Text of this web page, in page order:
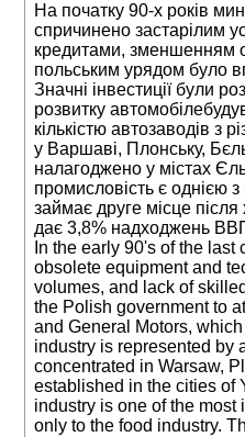
На початку 90-х років
спричинено застарілим
кредитами, зменшенням
польським урядом було
Значні інвестиції були
розвитку
кількістю автозаводів з
у Варшаві, Плонську,
налагоджено у містах
промисловість є однією
займає друге місце
дає 3,8% надходжень
In the early 90's of the
obsolete equipment and
volumes, and lack of
the Polish government to
and General Motors,
industry is represented by
concentrated in Warsaw,
established in the cities of
industry is one of the
only to the food industry.